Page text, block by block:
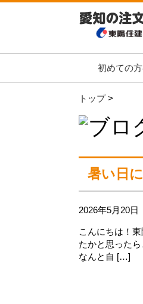
初めての
トップ>
暑い日
2026年5月20日
こんにちは！
たかと思った
なんと自 […]